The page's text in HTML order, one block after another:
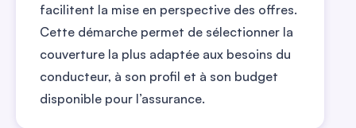
facilitent la mise en perspective des offres.
Cette démarche permet de sélectionner la
couverture la plus adaptée aux besoins du
conducteur, à son profil et à son budget
disponible pour l’assurance.